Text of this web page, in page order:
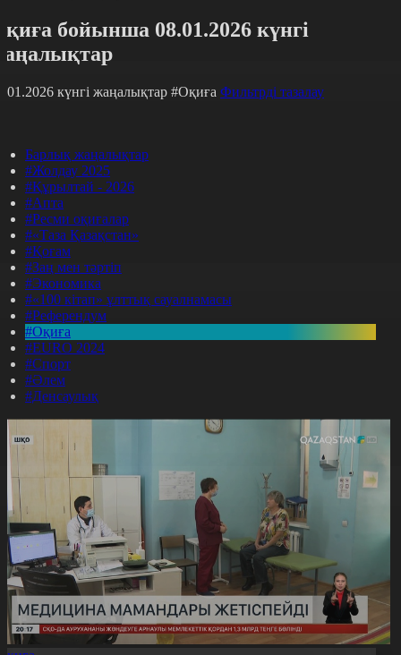
бойынша 08.01.2026 күнгі
күнгі жаңалықтар #Оқиға Фильтрді тазалау
Барлық жаңалықтар
#Жолдау 2025
#Құрылтай - 2026
#Апта
#Ресми оқиғалар
#«Таза Қазақстан»
#Қоғам
#Заң мен тәртіп
#Экономика
#«100 кітап» ұлттық сауалнамасы
#Референдум
#Оқиға
#EURO 2024
#Спорт
#Әлем
#Денсаулық